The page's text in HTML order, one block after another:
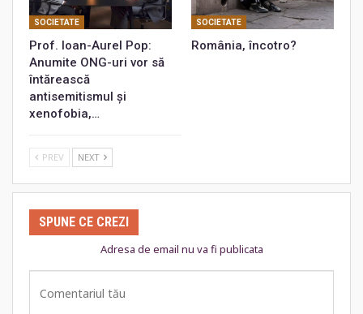
SOCIETATE
Prof. Ioan-Aurel Pop:
Anumite ONG-uri vor să
întărească
antisemitismul și
xenofobia,…
SOCIETATE
România, încotro?
PREV NEXT
SPUNE CE CREZI
Adresa de email nu va fi publicata